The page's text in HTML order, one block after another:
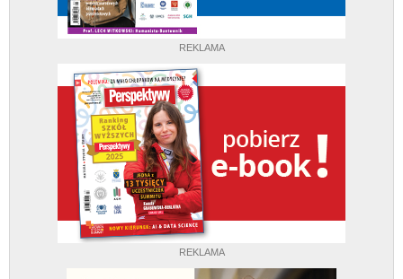
REKLAMA
REKLAMA